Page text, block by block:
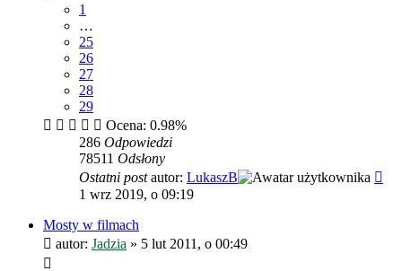
1
…
25
26
27
28
29
Ocena: 0.98%
286 Odpowiedzi
78511 Odsłony
Ostatni postautor: LukaszB
1 wrz 2019, o 09:19
Mosty w filmach
autor: Jadzia » 5 lut 2011, o 00:49